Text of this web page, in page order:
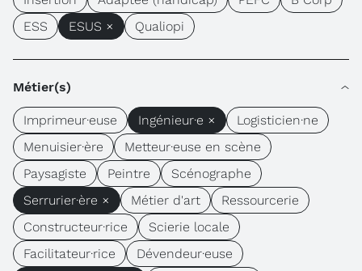
ESS
ESUS × Qualiopi
Métier(s)
Imprimeur·euse Ingénieur·e ×
Logisticien·ne
Menuisier·ère
Metteur·euse en scène
Paysagiste
Peintre
Scénographe
Serrurier·ère ×
Métier d'art
Ressourcerie
Constructeur·rice
Scierie locale
Facilitateur·rice
Dévendeur·euse